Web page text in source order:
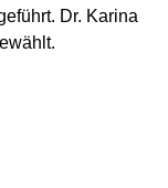
Dr. Karina